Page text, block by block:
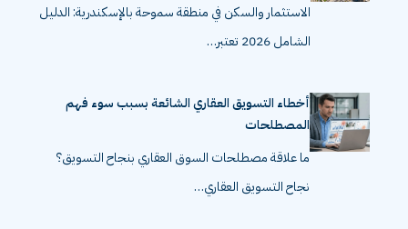
الاستثمار والسكن في منطقة سموحة بالإسكندرية: الدليل
الشامل 2026 تعتبر…
أخطاء التسويق العقاري الشائعة بسبب سوء فهم
المصطلحات
ما علاقة مصطلحات السوق العقاري بنجاح التسويق؟
نجاح التسويق العقاري…